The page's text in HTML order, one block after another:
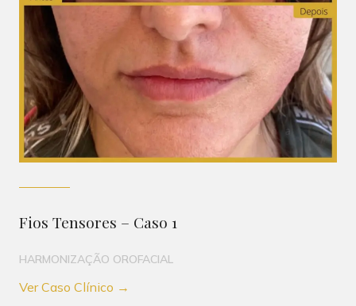
Fios Tensores – Caso 1
HARMONIZAÇÃO OROFACIAL
Ver Caso Clínico →